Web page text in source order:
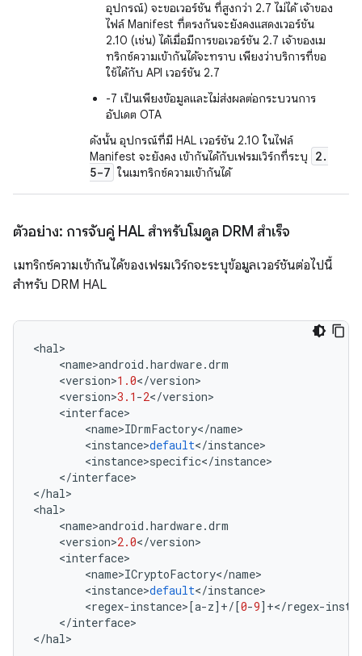
อุปกรณ์) จะขอเวอร์ชัน ที่สูงกว่า 2.7 ไม่ได้ เจ้าของ
ไฟล์ Manifest ที่ตรงกันจะยังคงแสดงเวอร์ชัน
2.10 (เช่น) ได้เมื่อมีการขอเวอร์ชัน 2.7 เจ้าของเม
ทริกซ์ความเข้ากันได้จะทราบ เพียงว่าบริการที่ขอ
ใช้ได้กับ API เวอร์ชัน 2.7
-7 เป็นเพียงข้อมูลและไม่ส่งผลต่อกระบวนการ
อัปเดต OTA
ดังนั้น อุปกรณ์ที่มี HAL เวอร์ชัน 2.10 ในไฟล์
Manifest จะยังคง เข้ากันได้กับเฟรมเวิร์กที่ระบุ
2.
5-7 ในเมทริกซ์ความเข้ากันได้
ตัวอย่าง: การจับคู่ HAL สำหรับโมดูล DRM สำเร็จ
เมทริกซ์ความเข้ากันได้ของเฟรมเวิร์กจะระบุข้อมูลเวอร์ชันต่อไปนี้
สำหรับ DRM HAL
<hal>
<name>android .hardware.drm
<version>1.0</version>
<version>3.1 -2</version>
<interface>
<name>IDrmFactory</name>
<instance>default</instance>
<instance>specific</instance>
</interface>
</hal>
<hal>
<name>android .hardware.drm
<version>2.0</version>
<interface>
<name>ICryptoFactory</name>
<instance>default</instance>
<regex-instance>[a-z] +/[0-9] +</regex-
</interface>
</hal>